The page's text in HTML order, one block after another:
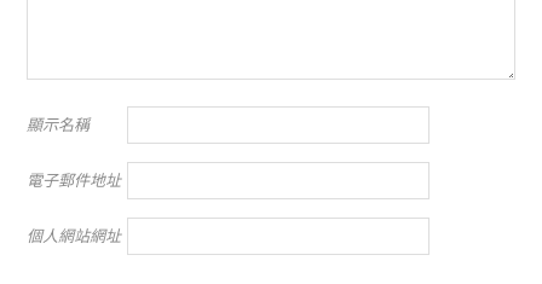
顯示名稱
電子郵件地址
個人網站網址